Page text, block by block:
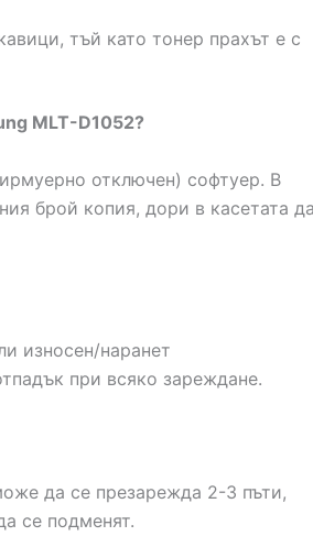
тъй като тонер прахът е с
MLT-D1052?
отключен) софтуер. В
брой копия, дори в касетата
износен/наранет
при всяко зареждане.
да се презарежда 2-3 пъти,
се подменят.